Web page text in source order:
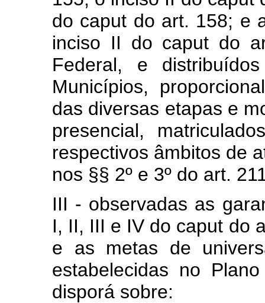
do caput do art. 158; e
inciso II do caput do
Federal, e
Municípios,
das diversas etapas e
presencial,
respectivos âmbitos de
nos §§ 2º e 3º do art.
III - observadas as
I, II, III e IV do caput do
e as metas de
estabelecidas no
disporá sobre: